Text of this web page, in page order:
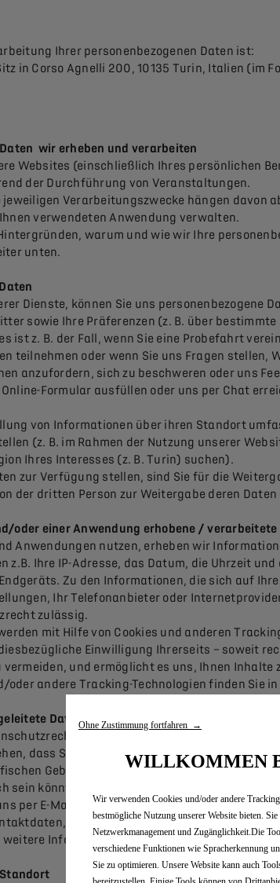
Ihrer personenbezogenen Daten ist:
in Corso Agnelli 200, 10135 Turin, Italien (im
wir erheben und verarbeiten
Websites (einschließlich Ihres persönlichen
der Durchführung von Veranstaltungen.
jeweiligen Verarbeitungszwecke hängen davon
verwendeten Anwendung verwalten.
warum und wie wir Ihre
unten.
Dienste, können Sie uns
sowie Ihre Präferenzen (z. B. über
ist z. B. der Fall, wenn Sie eine Probefahrt
teilnehmen oder wenn Sie uns Fragen stellen,
anzufordern, sich zu beschweren oder uns
Formular ausfüllen oder uns per Chat
von Informationen über ihren Standort
(z. B. im Rahmen der Nutzung unserer
Ihres Interesses (z. B. Turin) suchen).
zur Verfügung stellen, sind Sie für die
der dritten Person zur Weitergabe deren
oder einer Anwendung erhobene / verarbeitete
Anwendungen nutzen, erheben wir
z.B. Ihre IP-Adresse, das Datum, die Uhrzeit
Zu den Informationen, die sich auf
Ihr Telefonanbieter oder
zulässig.
mit Hilfe von Cookies und anderen
Einwilligung Ihrerseits – soweit
und ermöglicht es uns, Ihnen
oder andere Tracking-Technologien finden Sie
Daten und/oder Informationen
zulässig, erheben und
dass Sie an einem bestimmten
Gebiet interessiert sind, werden wir uns
sein könnten.
per E-Mail, Post, Telefon oder auf andere
Mitteilungen und unsere Antworten
Informationen (z.B. zum Datenschutz).
Ohne Zustimmung fortfahren →
WILLKOMMEN
Wir verwenden Cookies und/oder andere
bestmögliche Nutzung unserer Website bieten.
Netzwerkmanagement und Zugänglichkeit.Die
verschiedene Funktionen wie Spracherkennung
Sie zu optimieren. Unsere Website kann auch